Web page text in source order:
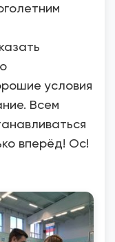
условия
Всем
вперёд! Ос!